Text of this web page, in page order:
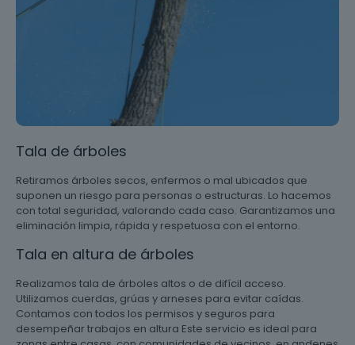
Tala de árboles
Retiramos árboles secos, enfermos o mal ubicados que
suponen un riesgo para personas o estructuras. Lo hacemos
con total seguridad, valorando cada caso. Garantizamos una
eliminación limpia, rápida y respetuosa con el entorno.
Tala en altura de árboles
Realizamos tala de árboles altos o de difícil acceso.
Utilizamos cuerdas, grúas y arneses para evitar caídas.
Contamos con todos los permisos y seguros para
desempeñar trabajos en altura Este servicio es ideal para